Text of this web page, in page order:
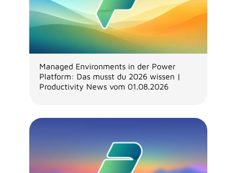
Managed Environments in der Power
Platform: Das musst du 2026 wissen |
Productivity News vom 01.08.2026